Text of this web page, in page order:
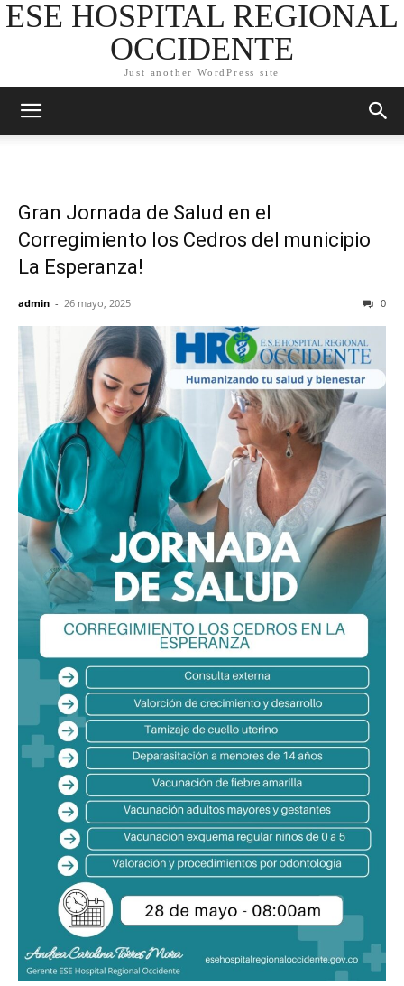
ESE HOSPITAL REGIONAL
OCCIDENTE
Just another WordPress site
Gran Jornada de Salud en el
Corregimiento los Cedros del municipio
La Esperanza!
admin - 26 mayo, 2025 0